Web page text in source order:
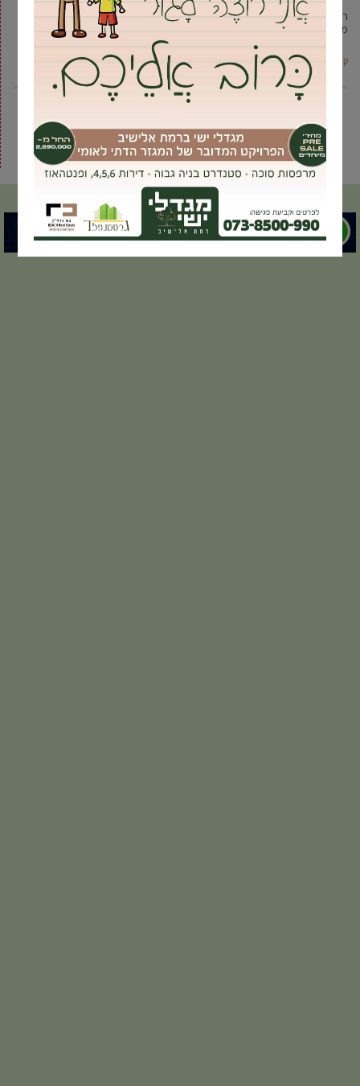
רו”ח לנצ’נר, העומד בראש רשימת “גבעת שמואל מתחדשת” מבקש שקיפות
מלאה בהתנהלות העירייה, טיפוח השכונות הוותיקות בעיר והורדת נטל הארנונה
קרא עוד ←